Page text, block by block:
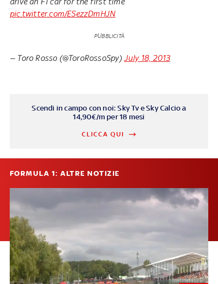
pic.twitter.com/ESezzDmHJN
PUBBLICITÀ
— Toro Rosso (@ToroRossoSpy) July 18, 2013
Scendi in campo con noi: Sky Tv e Sky Calcio a
14,90€/m per 18 mesi
CLICCA QUI
FORMULA 1: ALTRE NOTIZIE